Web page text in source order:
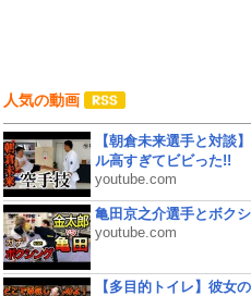
人気の動画
【朝倉未来選手と対談
ル高すぎてビビった!!
youtube.com
亀田京之介選手とボク
youtube.com
【多目的トイレ】彼女